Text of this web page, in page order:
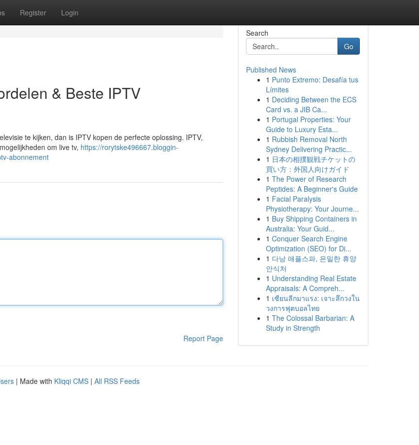
Register Login
& Beste IPTV
te kijken, dan is IPTV kopen de perfecte oplossing. IPTV,
om live tv, https://rorytske496667.bloggin-
abonnement
Report Page
Search
Go
Published News
1 Punto Extremo: Desafía tus
Límites
1 Deciding Between the ECS
Card vs. a JIB Ca...
1 Portugal Properties: Your
Guide to Luxury Esta...
1 Rubbish Removal North
Sydney Delivering Practic...
1 日本の相撲観戦チケットの
買い方：外国人向けガイド
1 The Power of Research
Peptides: A Beginner's Guide
1 Facial Paralysis
Physiotherapy: Your Journe...
1 Buy Shipping Containers in
Australia: Your Guid...
1 Conquer Search Engine
Optimization (SEO) for Di...
1 다낭 애플스파, 은밀한 휴양
안식처
1 Understanding Real Estate
Appraisals: A Compreh...
1 เซียนลีกมาแรง: เจาะลึกวงใน
วงการฟุตบอลไทย
1 The Colossal Barbarian: A
Study in Strength
| Made with Kliqqi CMS | All RSS Feeds